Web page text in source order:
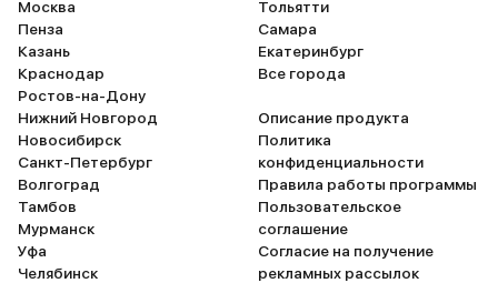
Москва
Пенза
Казань
Краснодар
Ростов-на-Дону
Нижний Новгород
Новосибирск
Санкт-Петербург
Волгоград
Тамбов
Мурманск
Уфа
Челябинск
Тольятти
Самара
Екатеринбург
Все города
Описание продукта
Политика
конфиденциальности
Правила работы программы
Пользовательское
соглашение
Согласие на получение
рекламных рассылок